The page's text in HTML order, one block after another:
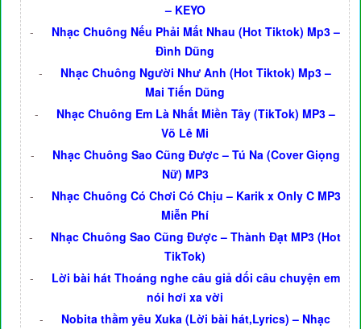
– KEYO
-
Nhạc Chuông Nếu Phải Mất Nhau (Hot Tiktok) Mp3 –
Đình Dũng
-
Nhạc Chuông Người Như Anh (Hot Tiktok) Mp3 –
Mai Tiến Dũng
-
Nhạc Chuông Em Là Nhất Miền Tây (TikTok) MP3 –
Võ Lê Mi
-
Nhạc Chuông Sao Cũng Được – Tú Na (Cover Giọng
Nữ) MP3
-
Nhạc Chuông Có Chơi Có Chịu – Karik x Only C MP3
Miễn Phí
-
Nhạc Chuông Sao Cũng Được – Thành Đạt MP3 (Hot
TikTok)
-
Lời bài hát Thoáng nghe câu giả dối câu chuyện em
nói hơi xa vời
-
Nobita thầm yêu Xuka (Lời bài hát,Lyrics) – Nhạc